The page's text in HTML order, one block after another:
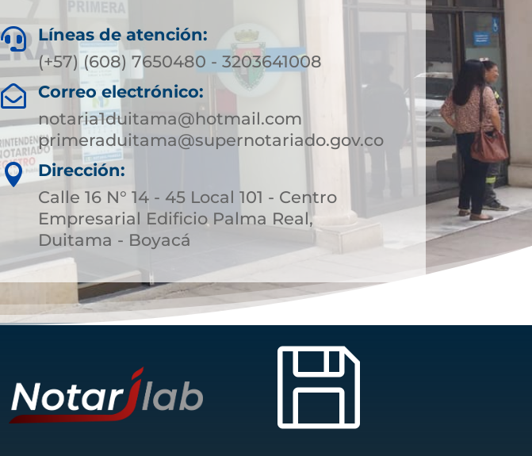

Líneas de atención:
(+57) (608) 7650480 - 3203641008
 Correo electrónico:
notaria1duitama@hotmail.com
primeraduitama@supernotariado.gov.co

Dirección:
Calle 16 N° 14 - 45 Local 101 - Centro
Empresarial Edificio Palma Real,
Duitama - Boyacá
